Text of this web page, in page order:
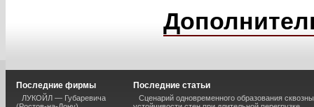
Последние фирмы
ЛУКОЙЛ — Губаревича
Последние статьи
Сценарий одновременного образования